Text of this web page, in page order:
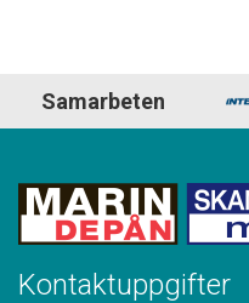
Samarbeten
Kontaktuppgifter